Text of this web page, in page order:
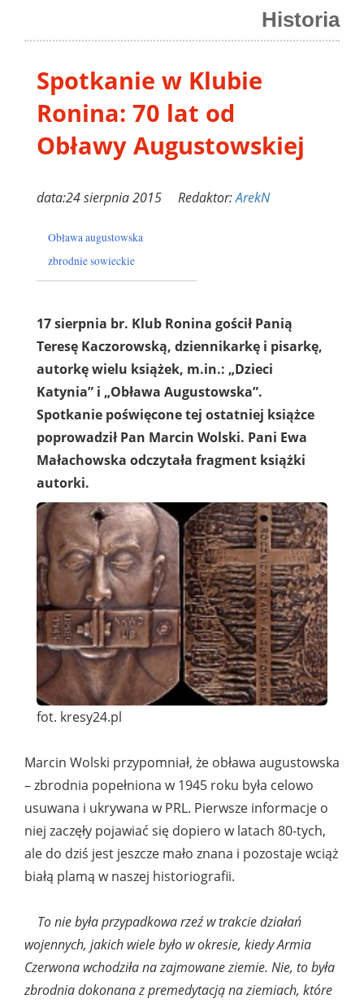
Historia
Spotkanie w Klubie
Ronina: 70 lat od
Obławy Augustowskiej
data:24 sierpnia 2015 Redaktor:ArekN
Obława augustowska
zbrodnie sowieckie
17 sierpnia br. Klub Ronina gościł Panią
Teresę Kaczorowską, dziennikarkę i pisarkę,
autorkę wielu książek, m.in.: „Dzieci
Katynia” i „Obława Augustowska”.
Spotkanie poświęcone tej ostatniej książce
poprowadził Pan Marcin Wolski. Pani Ewa
Małachowska odczytała fragment książki
autorki.
fot. kresy24.pl
Marcin Wolski przypomniał, że obława augustowska
– zbrodnia popełniona w 1945 roku była celowo
usuwana i ukrywana w PRL. Pierwsze informacje o
niej zaczęły pojawiać się dopiero w latach 80-tych,
ale do dziś jest jeszcze mało znana i pozostaje wciąż
białą plamą w naszej historiografii.
To nie była przypadkowa rzeź w trakcie działań
wojennych, jakich wiele było w okresie, kiedy Armia
Czerwona wchodziła na zajmowane ziemie. Nie, to była
zbrodnia dokonana z premedytacją na ziemiach, które